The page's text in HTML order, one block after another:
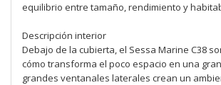
equilibrio entre tamaño, rendimiento y
Descripción interior
Debajo de la cubierta, el Sessa Marine C38
cómo transforma el poco espacio en una
grandes ventanales laterales crean un